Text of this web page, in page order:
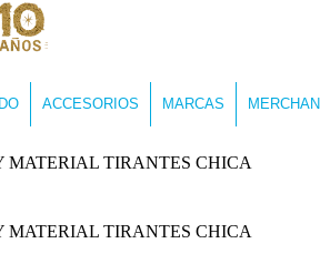
ACCESORIOS MARCAS MERCHAN
TIRANTES CHICA
TIRANTES CHICA